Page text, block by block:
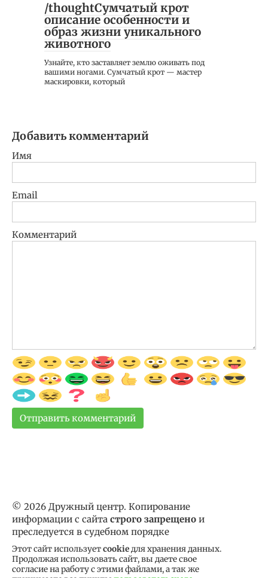
/thoughtСумчатый крот
описание особенности и
образ жизни уникального
животного
Узнайте, кто заставляет землю оживать под
вашими ногами. Сумчатый крот — мастер
маскировки, который
Добавить комментарий
Имя
Email
Комментарий
© 2026 Дружный центр. Копирование
информации с сайта строго запрещено и
преследуется в судебном порядке
Этот сайт используетcookieдля хранения данных.
Продолжая использовать сайт, вы даете свое
согласие на работу с этими файлами, а так же